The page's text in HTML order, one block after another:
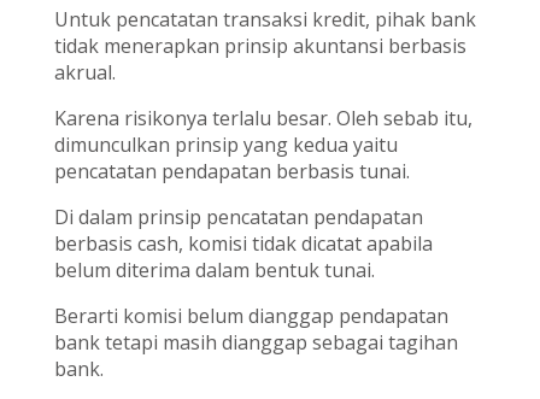
Untuk pencatatan transaksi kredit, pihak bank
tidak menerapkan prinsip akuntansi berbasis
akrual.
Karena risikonya terlalu besar. Oleh sebab itu,
dimunculkan prinsip yang kedua yaitu
pencatatan pendapatan berbasis tunai.
Di dalam prinsip pencatatan pendapatan
berbasis cash, komisi tidak dicatat apabila
belum diterima dalam bentuk tunai.
Berarti komisi belum dianggap pendapatan
bank tetapi masih dianggap sebagai tagihan
bank.